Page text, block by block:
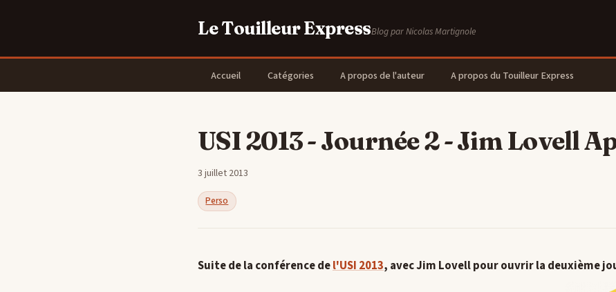
Le Touilleur ExpressBlog par Nicolas Martignole
Accueil Catégories A propos de l'auteur A propos du Touilleur Express
USI 2013 - Journée 2 - Jim Lovell
3 juillet 2013
Perso
Suite de la conférence del'USI 2013, avec Jim Lovell pour ouvrir la deuxième